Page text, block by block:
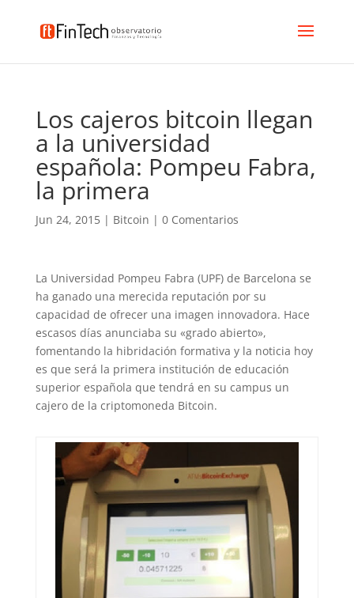
Los cajeros bitcoin llegan
a la universidad
española: Pompeu Fabra,
la primera
Jun 24, 2015| Bitcoin | 0 Comentarios
La Universidad Pompeu Fabra (UPF) de Barcelona se
ha ganado una merecida reputación por su
capacidad de ofrecer una imagen innovadora. Hace
escasos días anunciaba su «grado abierto»,
fomentando la hibridación formativa y la noticia hoy
es que será la primera institución de educación
superior española que tendrá en su campus un
cajero de la criptomoneda Bitcoin.